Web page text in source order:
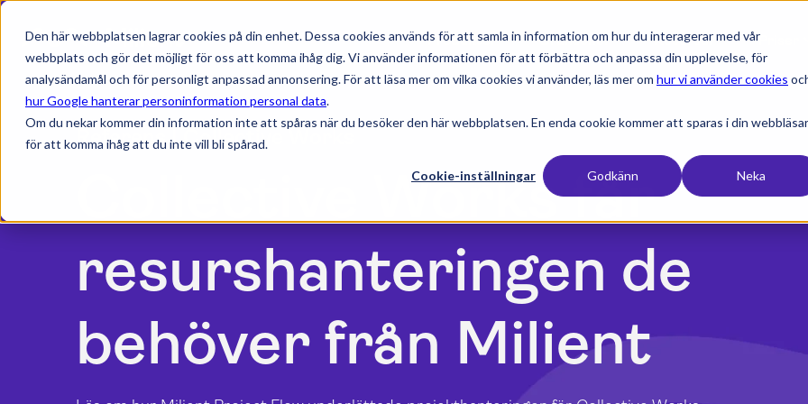
Den här webbplatsen lagrar cookies på din enhet. Dessa cookies används för att samla in information om hur du interagerar med vår
webbplats och gör det möjligt för oss att komma ihåg dig. Vi använder informationen för att förbättra och anpassa din upplevelse, för
analysändamål och för personligt anpassad annonsering. För att läsa mer om vilka cookies vi använder, läs mer om hur vi använder cookies
hur Google hanterar personinformation personal data.
Om du nekar kommer din information inte att spåras när du besöker den här webbplatsen. En enda cookie kommer att sparas i din
för att komma ihåg att du inte vill bli spårad.
Cookie-inställningar Godkänn Neka
Produkterexpand_more Branscher expand_more Resurserexpand_more Priser
Referens | Collective Works
Collective Works får
resurshanteringen de
behöver från Milient